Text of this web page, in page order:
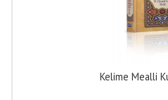
Kelime Mealli